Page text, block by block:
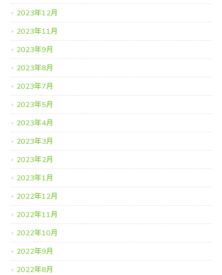
2023年12月
2023年11月
2023年9月
2023年8月
2023年7月
2023年5月
2023年4月
2023年3月
2023年2月
2023年1月
2022年12月
2022年11月
2022年10月
2022年9月
2022年8月